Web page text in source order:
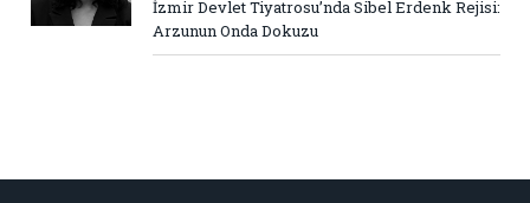
İzmir Devlet Tiyatrosu’nda Sibel Erdenk Rejisi:
Arzunun Onda Dokuzu